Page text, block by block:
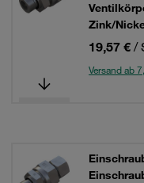
Zink/
19,57 € /
Versand ab